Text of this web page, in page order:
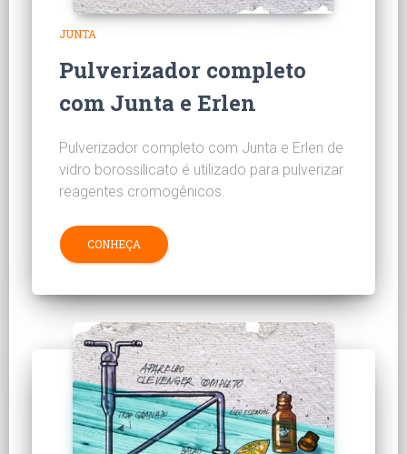
JUNTA
Pulverizador completo
com Junta e Erlen
Pulverizador completo com Junta e Erlen de
vidro borossilicato é utilizado para pulverizar
reagentes cromogênicos.
CONHEÇA